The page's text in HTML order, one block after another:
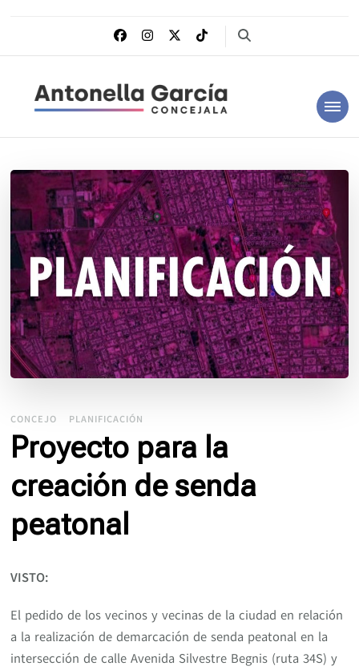
Antonella García
CONCEJO PLANIFICACIÓN
Proyecto para la
creación de senda
peatonal
VISTO:
El pedido de los vecinos y vecinas de la ciudad en relación
a la realización de demarcación de senda peatonal en la
intersección de calle Avenida Silvestre Begnis (ruta 34S) y